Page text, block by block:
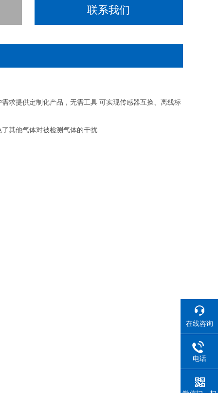
联系我们
求提供定制化产品，无需工具 可实现传感器互换、离线标
其他气体对被检测气体的干扰
在线咨询
电话